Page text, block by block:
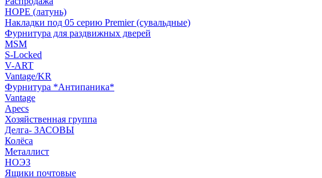
HOPE (латунь)
Накладки под 05 серию Premier (сувальдные)
Фурнитура для раздвижных дверей
MSM
S-Locked
V-ART
Vantage/KR
Фурнитура *Антипаника*
Vantage
Apecs
Хозяйственная группа
Делга- ЗАСОВЫ
Колёса
Металлист
НОЭЗ
Ящики почтовые